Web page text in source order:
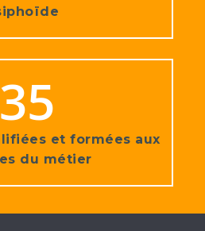
35
et formées aux
du métier